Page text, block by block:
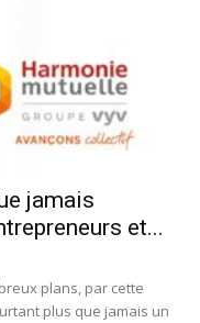
jamais
et...
plans, par cette
plus que jamais un